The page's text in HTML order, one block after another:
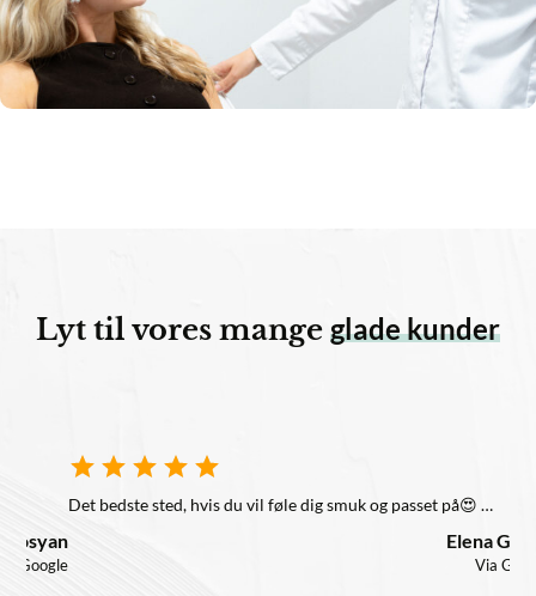
Lyt til vores mange glade kunder
Det bedste sted, hvis du vil føle dig smuk og passet på😍 …
Elena Gorea
Via Google